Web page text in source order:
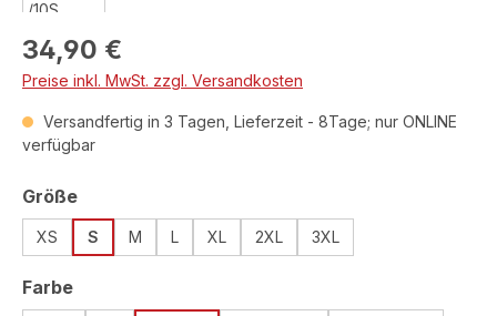
Regulärer Preis:
34,90 €
Preise inkl. MwSt. zzgl. Versandkosten
Versandfertig in 3 Tagen, Lieferzeit - 8Tage; nur ONLINE
verfügbar
Größeauswählen
XS S M L XL 2XL 3XL
Farbeauswählen